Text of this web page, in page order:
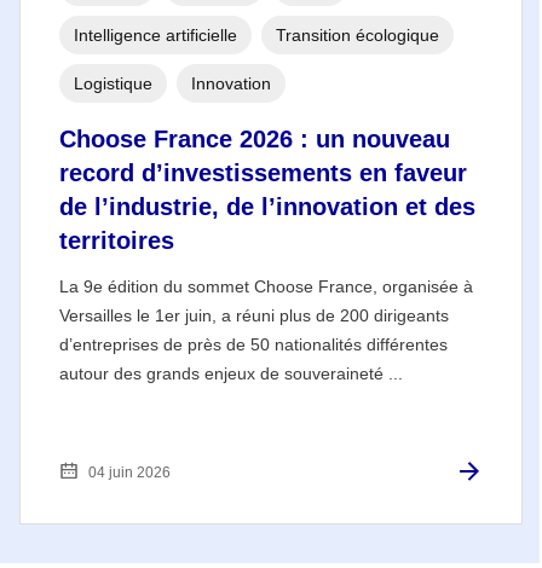
Choose France 2026 : un nouveau
record d’investissements en faveur
de l’industrie, de l’innovation et des
territoires
La 9e édition du sommet Choose France, organisée à
Versailles le 1er juin, a réuni plus de 200 dirigeants
d’entreprises de près de 50 nationalités différentes
autour des grands enjeux de souveraineté ...
Intelligence artificielle Transition écologique
Logistique Innovation
04 juin 2026